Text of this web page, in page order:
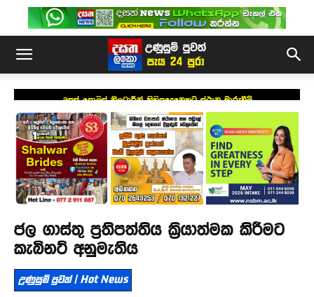
උසස් පොලිස් නිලධාරීන් කිහිපදෙනෙකුට ස්ථාන මාරුවීම්
ජල ගාස්තු ප්‍රතිපත්තිය ක්‍රියාත්මක කිරීමට
කැබිනට් අනුමැතිය
උණුසුම් පුවත් | Hot News